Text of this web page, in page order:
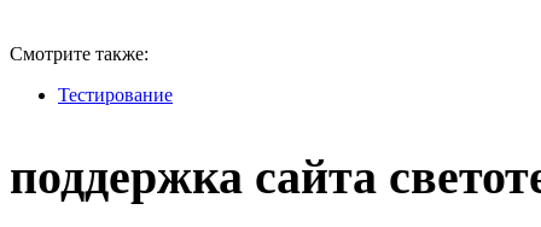
Смотрите также:
Тестирование
поддержка сайта